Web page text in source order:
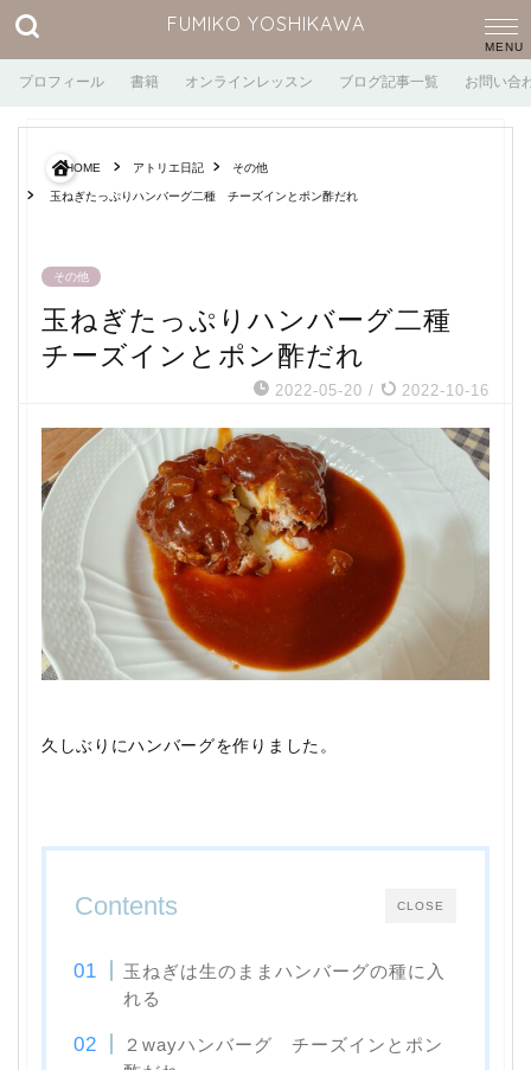
FUMIKO YOSHIKAWA
プロフィール 書籍 オンラインレッスン ブログ記事一覧 お問い合
HOME アトリエ日記 その他
玉ねぎたっぷりハンバーグ二種 チーズインとポン酢だれ
その他
玉ねぎたっぷりハンバーグ二種
チーズインとポン酢だれ
2022-05-20 / 2022-10-16
久しぶりにハンバーグを作りました。
CLOSE
Contents
玉ねぎは生のままハンバーグの種に入
れる
２wayハンバーグ チーズインとポン